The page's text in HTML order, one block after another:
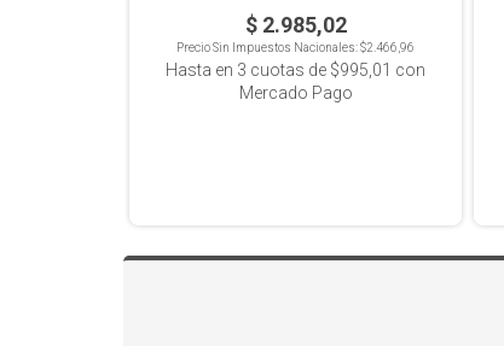
$ 2.985,02
Precio Sin Impuestos Nacionales:$2.466,96
Hasta en 3 cuotas de $995,01 con
Mercado Pago